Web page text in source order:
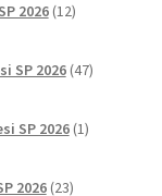
2026 12izdelkov
SP 2026 47izdelkov
SP 2026 1izdelek
2026 23